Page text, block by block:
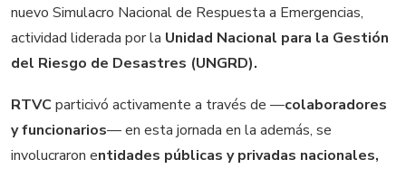
nuevo Simulacro Nacional de Respuesta a Emergencias,
actividad liderada por la Unidad Nacional para la Gestión
del Riesgo de Desastres (UNGRD).
RTVC particivó activamente a través de —colaboradores
y funcionarios— en esta jornada en la además, se
involucraron entidades públicas y privadas nacionales,